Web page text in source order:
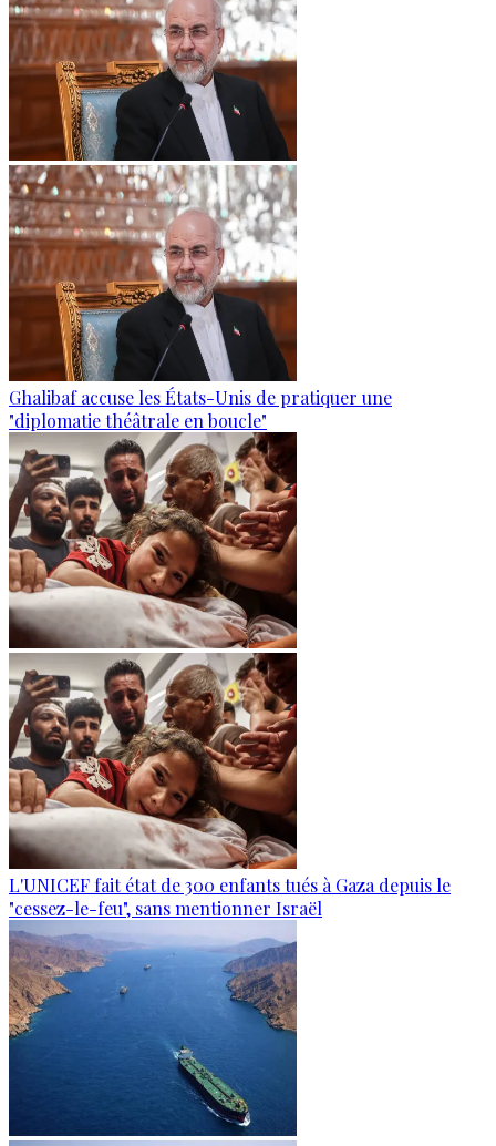
Ghalibaf accuse les États-Unis de pratiquer une
"diplomatie théâtrale en boucle"
L'UNICEF fait état de 300 enfants tués à Gaza depuis le
"cessez-le-feu", sans mentionner Israël